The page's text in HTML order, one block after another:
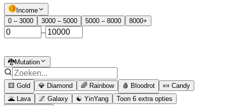
Income
0 – 3000
3000 – 5000 5000 – 8000 8000+
–
🐉Mutation
🟨 Gold 💎 Diamond 🌈 Rainbow 🩸 Bloodrot
🍬 Candy
🌋 Lava
🌌 Galaxy ☯️ YinYang
Toon 6 extra opties